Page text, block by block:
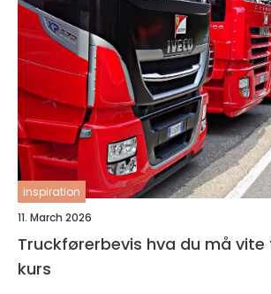
inspiration
11. March 2026
Truckførerbevis hva du må vite før du tar
kurs